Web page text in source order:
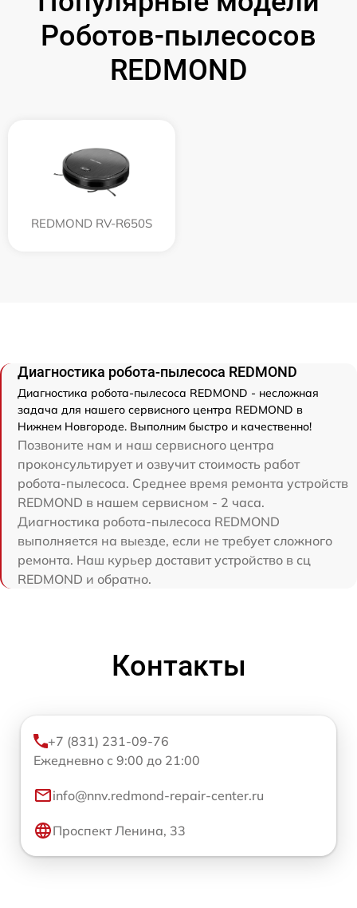
Роботов-пылесосов
REDMOND
REDMOND RV-R650S
Диагностика робота-пылесоса REDMOND
Диагностика робота-пылесоса REDMOND - несложная
задача для нашего сервисного центра REDMOND в
Нижнем Новгороде. Выполним быстро и качественно!
Позвоните нам и наш сервисного центра
проконсультирует и озвучит стоимость работ
робота-пылесоса. Среднее время ремонта устройств
REDMOND в нашем сервисном - 2 часа.
Диагностика робота-пылесоса REDMOND
выполняется на выезде, если не требует сложного
ремонта. Наш курьер доставит устройство в сц
REDMOND и обратно.
Контакты
+7 (831) 231-09-76
Ежедневно с 9:00 до 21:00
info@nnv.redmond-repair-center.ru
Проспект Ленина, 33